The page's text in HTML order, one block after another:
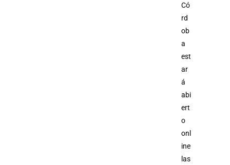
Có
rd
ob
a
est
ar
á
abi
ert
o
onl
ine
las